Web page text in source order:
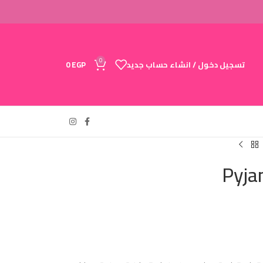
تسجيل دخول / انشاء حساب جديد 0
0EGP